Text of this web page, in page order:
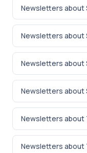
Newsletters about
Newsletters about
Newsletters about
Newsletters about
Newsletters about
Newsletters about